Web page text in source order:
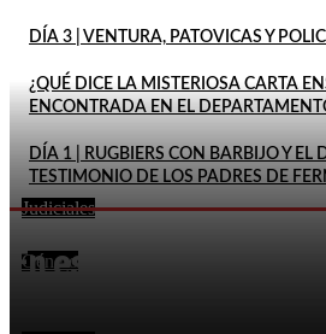
DÍA 3 | VENTURA, PATOVICAS Y
¿QUÉ DICE LA MISTERIOSA CARTA
ENCONTRADA EN EL
DÍA 1 | RUGBIERS CON BARBIJO Y EL
TESTIMONIO DE LOS PADRES DE
En este momento
Judiciales
INQUILINOS DE BARRELIER
Género